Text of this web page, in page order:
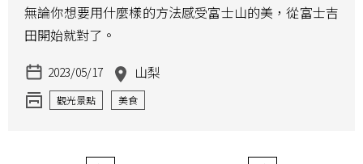
無論你想要用什麼樣的方法感受富士山的美，從富士吉
田開始就對了。
2023/05/17 山梨
觀光景點 美食